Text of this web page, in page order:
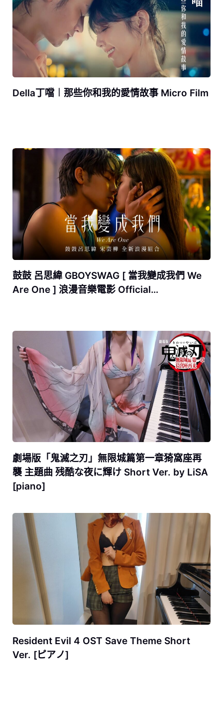
Della丁噹︱那些你和我的愛情故事 Micro Film
鼓鼓 呂思緯 GBOYSWAG [ 當我變成我們 We
Are One ] 浪漫音樂電影 Official…
劇場版「鬼滅之刃」無限城篇第一章猗窩座再
襲 主題曲 残酷な夜に輝け Short Ver. by LiSA
[piano]
Resident Evil 4 OST Save Theme Short
Ver. [ピアノ]